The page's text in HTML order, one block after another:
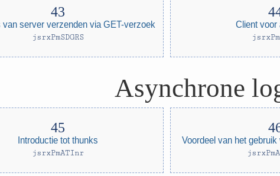
van server verzenden via GET-verzoek
jsrxPmSDGRS
Client voor
Asynchrone
Introductie tot thunks
jsrxPmATInr
Voordeel van het